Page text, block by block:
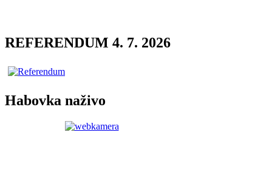
REFERENDUM 4. 7. 2026
Habovka naživo